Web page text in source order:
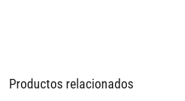
Productos relacionados